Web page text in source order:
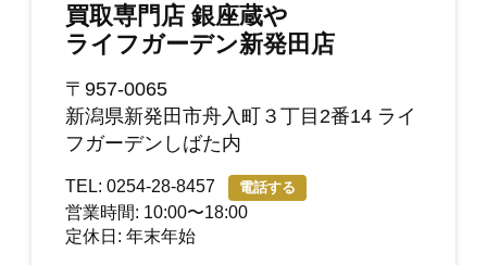
買取専門店 銀座蔵や
ライフガーデン新発田店
〒957-0065
新潟県新発田市舟入町３丁目2番14 ライ
フガーデンしばた内
TEL: 0254-28-8457 電話する
営業時間: 10:00〜18:00
定休日: 年末年始